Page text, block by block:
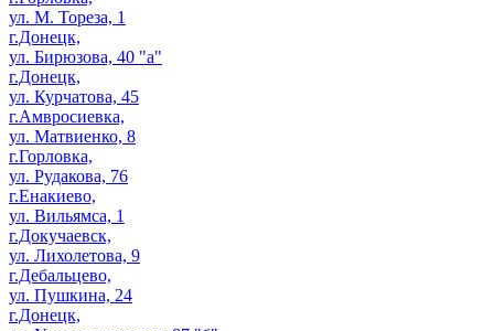
ул. М. Тореза, 1
г.Донецк,
ул. Бирюзова, 40 "а"
г.Донецк,
ул. Курчатова, 45
г.Амвросиевка,
ул. Матвиенко, 8
г.Горловка,
ул. Рудакова, 76
г.Енакиево,
ул. Вильямса, 1
г.Докучаевск,
ул. Лихолетова, 9
г.Дебальцево,
ул. Пушкина, 24
г.Донецк,